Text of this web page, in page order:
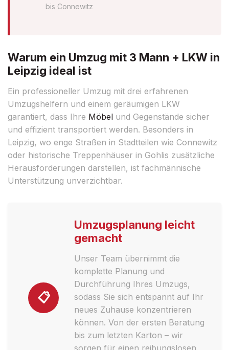
bis Connewitz
Warum ein Umzug mit 3 Mann + LKW in
Leipzig ideal ist
Ein professioneller Umzug mit drei erfahrenen
Umzugshelfern und einem geräumigen LKW
garantiert, dass Ihre Möbel und Gegenstände sicher
und effizient transportiert werden. Besonders in
Leipzig, wo enge Straßen in Stadtteilen wie Connewitz
oder historische Treppenhäuser in Gohlis zusätzliche
Herausforderungen darstellen, ist fachmännische
Unterstützung unverzichtbar.
📋
Umzugsplanung leicht
gemacht
Unser Team übernimmt die
komplette Planung und
Durchführung Ihres Umzugs,
sodass Sie sich entspannt auf Ihr
neues Zuhause konzentrieren
können. Von der ersten Beratung
bis zum letzten Karton – wir
sorgen für einen reibungslosen